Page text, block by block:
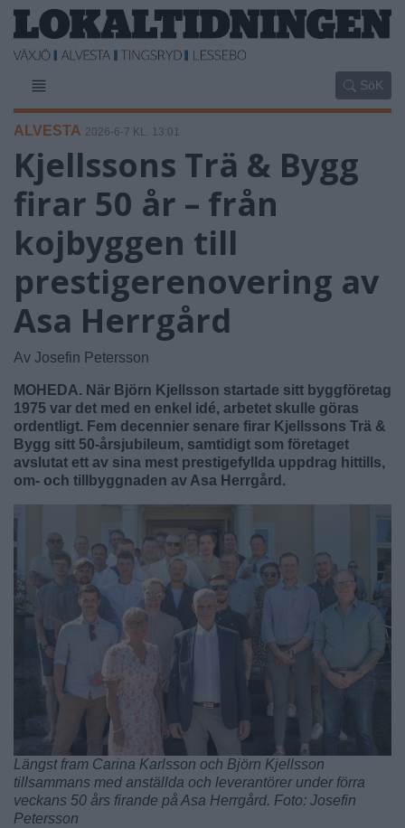
SöK
ALVESTA 2026-6-7 KL. 13:01
Kjellssons Trä & Bygg
firar 50 år – från
kojbyggen till
prestigerenovering av
Asa Herrgård
Av Josefin Petersson
MOHEDA. När Björn Kjellsson startade sitt byggföretag
1975 var det med en enkel idé, arbetet skulle göras
ordentligt. Fem decennier senare firar Kjellssons Trä &
Bygg sitt 50-årsjubileum, samtidigt som företaget
avslutat ett av sina mest prestigefyllda uppdrag hittills,
om- och tillbyggnaden av Asa Herrgård.
Längst fram Carina Karlsson och Björn Kjellsson
tillsammans med anställda och leverantörer under förra
veckans 50 års firande på Asa Herrgård. Foto: Josefin
Petersson